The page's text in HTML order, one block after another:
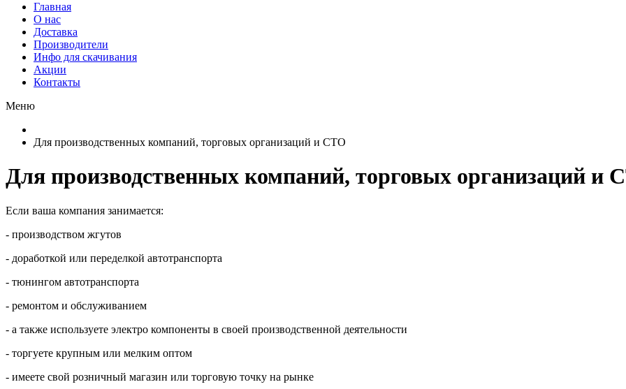
Главная
О нас
Доставка
Производители
Инфо для скачивания
Акции
Контакты
Меню
Для производственных компаний, торговых организаций и СТО
Для производственных компаний, торговых организаций и
Если ваша компания занимается:
- производством жгутов
- доработкой или переделкой автотранспорта
- тюнингом автотранспорта
- ремонтом и обслуживанием
- а также используете электро компоненты в своей производственной деятельности
- торгуете крупным или мелким оптом
- имеете свой розничный магазин или торговую точку на рынке